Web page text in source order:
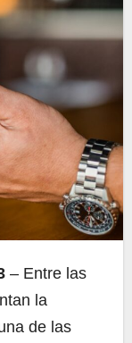
– Entre las
la
de las